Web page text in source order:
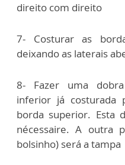
direito com direito
7- Costurar as
deixando as laterais
8- Fazer uma
inferior já
borda superior. Esta
nécessaire. A
bolsinho) será a tampa